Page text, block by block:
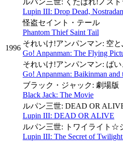
ルパン三世: くたばれ!ノス
Lupin III: Drop Dead,
怪盗セイント・テール
Phantom Thief Saint Tail
1996
それいけ!アンパンマン: 空
Go! Anpanman: The Flying
それいけ!アンパンマン: ば
Go! Anpanman: Baikinman and
ブラック・ジャック: 劇場版
Black Jack: The Movie
ルパン三世: DEAD OR
Lupin III: DEAD OR ALIVE
ルパン三世: トワイライト☆
Lupin III: The Secret of